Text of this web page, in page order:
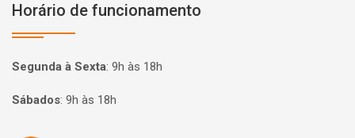
Horário de funcionamento
Segunda à Sexta: 9h às 18h
Sábados: 9h às 18h